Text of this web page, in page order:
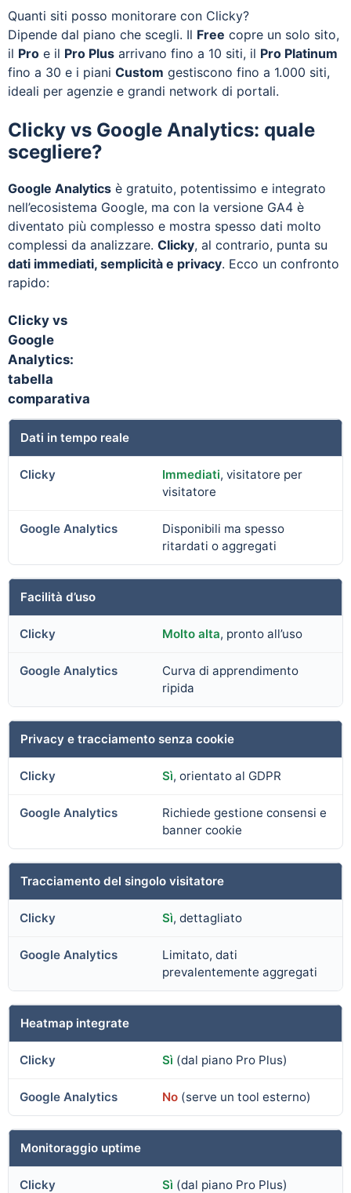
Quanti siti posso monitorare con Clicky?
Dipende dal piano che scegli. Il Free copre un solo sito,
il Pro e il Pro Plus arrivano fino a 10 siti, il Pro Platinum
fino a 30 e i piani Custom gestiscono fino a 1.000 siti,
ideali per agenzie e grandi network di portali.
Clicky vs Google Analytics: quale
scegliere?
Google Analytics è gratuito, potentissimo e integrato
nell’ecosistema Google, ma con la versione GA4 è
diventato più complesso e mostra spesso dati molto
complessi da analizzare. Clicky, al contrario, punta su
dati immediati, semplicità e privacy. Ecco un confronto
rapido:
Clicky vs
Google
Analytics:
tabella
comparativa
Dati in tempo reale
Immediati, visitatore per
visitatore
Disponibili ma spesso
ritardati o aggregati
Facilità d’uso
Molto alta, pronto all’uso
Curva di apprendimento
ripida
Privacy e tracciamento senza cookie
Sì, orientato al GDPR
Richiede gestione consensi e
banner cookie
Tracciamento del singolo visitatore
Sì, dettagliato
Limitato, dati
prevalentemente aggregati
Heatmap integrate
Sì (dal piano Pro Plus)
No(serve un tool esterno)
Monitoraggio uptime
Sì (dal piano Pro Plus)